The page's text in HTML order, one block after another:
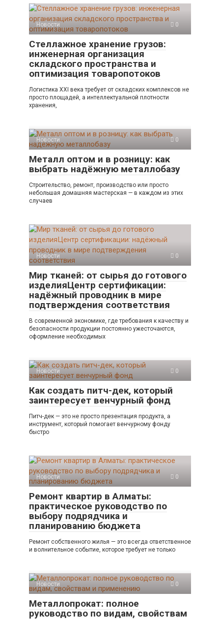
Новости 0
Стеллажное хранение грузов:
инженерная организация
складского пространства и
оптимизация товаропотоков
Логистика XXI века требует от складских комплексов не
просто площадей, а интеллектуальной плотности
хранения,
Новости 0
Металл оптом и в розницу: как
выбрать надёжную металлобазу
Строительство, ремонт, производство или просто
небольшая домашняя мастерская — в каждом из этих
случаев
Новости 0
Мир тканей: от сырья до готового
изделияЦентр сертификации:
надёжный проводник в мире
подтверждения соответствия
В современной экономике, где требования к качеству и
безопасности продукции постоянно ужесточаются,
оформление необходимых
Новости 0
Как создать питч-дек, который
заинтересует венчурный фонд
Питч-дек — это не просто презентация продукта, а
инструмент, который помогает венчурному фонду
быстро
Новости 0
Ремонт квартир в Алматы:
практическое руководство по
выбору подрядчика и
планированию бюджета
Ремонт собственного жилья — это всегда ответственное
и волнительное событие, которое требует не только
Новости 0
Металлопрокат: полное
руководство по видам, свойствам